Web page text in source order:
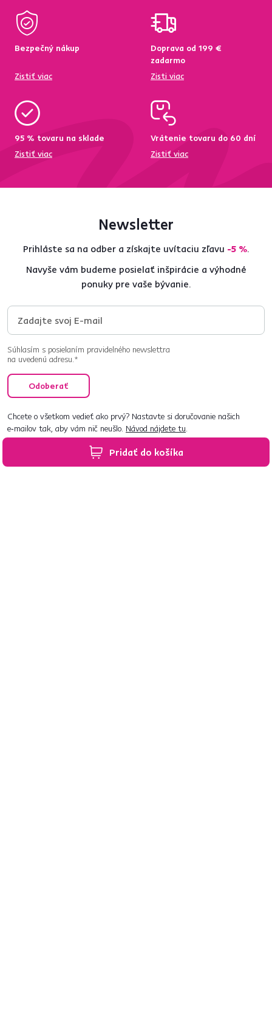
Pridať do košíka
Bezpečný nákup
Zistiť viac
Doprava od 199 €
zadarmo
Zisti viac
95 % tovaru na sklade
Zistiť viac
Vrátenie tovaru do 60 dní
Zistiť viac
Newsletter
Prihláste sa na odber a získajte uvítaciu zľavu -5 %.
Navyše vám budeme posielať inšpirácie a výhodné
ponuky pre vaše bývanie.
Súhlasím s posielaním pravidelného newslettra
na uvedenú adresu.*
Odoberať
Chcete o všetkom vedieť ako prvý? Nastavte si doručovanie našich
e‑mailov tak, aby vám nič neušlo. Návod nájdete tu.